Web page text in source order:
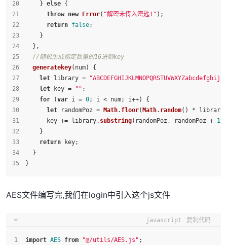
    }
else {
throw new Error( "解密未传入密匙!" );
return false;
    }
  },
//随机生成指定数量的16进制key
generatekey( num) {
let library =
let key = "" ;
for (var i = 0; i < num; i++) {
let randomPoz = Math. floor( Math. random() * library.
      key += library.
substring(randomPoz, randomPoz + 1
    }
return key;
  }
}
AES文件编写完,我们在login中引入这个js文件
javascript 复制代码
import AES from "@/utils/AES.js" ;